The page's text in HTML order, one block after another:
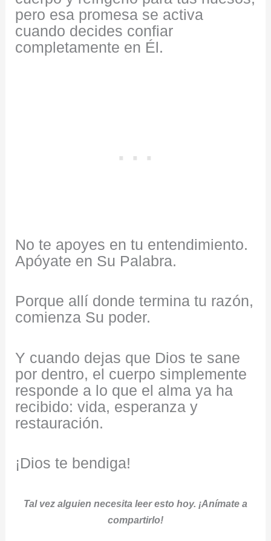
pero esa promesa se activa
cuando decides confiar
completamente en Él.
No te apoyes en tu entendimiento.
Apóyate en Su Palabra.
Porque allí donde termina tu razón,
comienza Su poder.
Y cuando dejas que Dios te sane
por dentro, el cuerpo simplemente
responde a lo que el alma ya ha
recibido: vida, esperanza y
restauración.
¡Dios te bendiga!
Tal vez alguien necesita leer esto hoy. ¡Anímate a
compartirlo!